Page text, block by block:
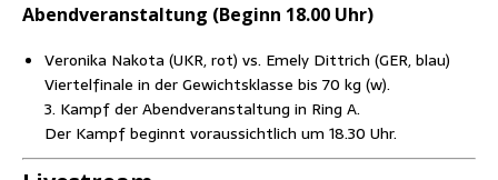
Abend­ver­an­stal­tung (Beginn 18.00 Uhr)
Vero­ni­ka Nako­ta (UKR, rot) vs. Eme­ly Dittrich (GER, blau)
Vier­tel­fi­na­le in der Gewichts­klas­se bis 70 kg (w).
3. Kampf der Abend­ver­an­stal­tung in Ring A.
Der Kampf beginnt vor­aus­sicht­lich um 18.30 Uhr.